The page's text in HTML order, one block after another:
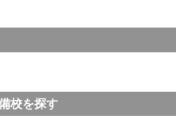
校を探す